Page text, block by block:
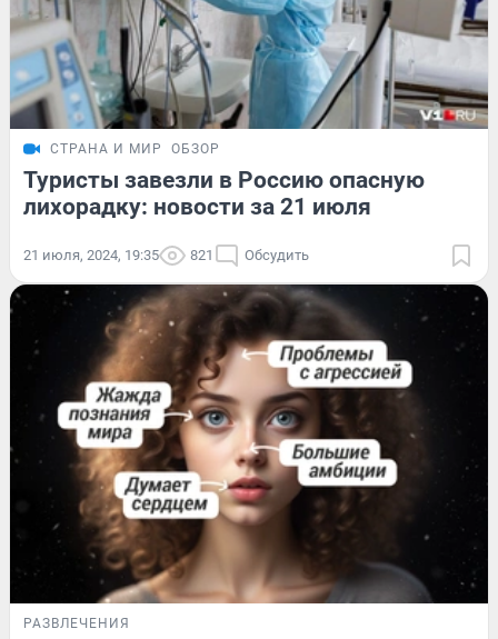
СТРАНА И МИР ОБЗОР
Туристы завезли в Россию опасную
лихорадку: новости за 21 июля
21 июля, 2024, 19:35 821 Обсудить
РАЗВЛЕЧЕНИЯ